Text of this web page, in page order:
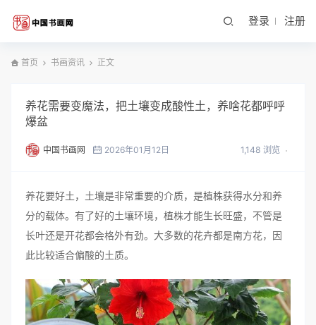
登录 注册
首页 书画资讯 正文
养花需要变魔法，把土壤变成酸性土，养啥花都呼呼
爆盆
中国书画网 2026年01月12日 1,148 浏览
养花要好土，土壤是非常重要的介质，是植株获得水分和养
分的载体。有了好的土壤环境，植株才能生长旺盛，不管是
长叶还是开花都会格外有劲。大多数的花卉都是南方花，因
此比较适合偏酸的土质。